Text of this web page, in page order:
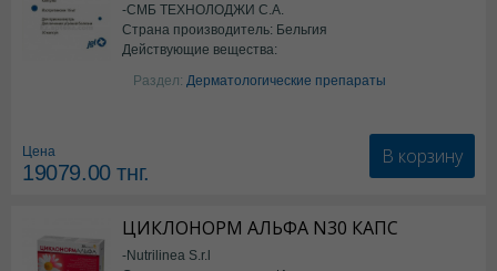
-СМБ ТЕХНОЛОДЖИ С.А.
Страна производитель: Бельгия
Действующие вещества:
Изотретиноин
Раздел: Дерматологические препараты
Цена
19079.00тнг.
В корзину
ЦИКЛОНОРМ АЛЬФА N30 КАПС
-Nutrilinea S.r.l